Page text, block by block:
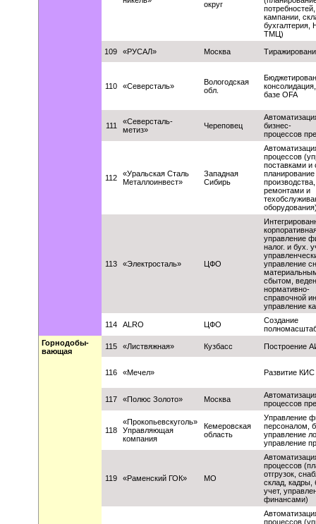
округ
кампании,
бухгалтерия,
ТМЦ)
109 «РУСАЛ» Москва
110 «Северсталь»
Вологодская
обл.
базе OFA
111
«Северсталь-
метиз»
Череповец
бизнес-
процессов
112
«Уральская Сталь
Металлоинвест»
Западная
Сибирь
процессов
поставками и
планирование
ремонтами и
113 «Электросталь» ЦФО
управление
налог. и бух.
управление
сбытом,
нормативно-
справочной
управление
114 ALRO ЦФО
Создание
Горнодобы-
вающая
115 «Листвяжная» Кузбасс Построение
116 «Мечел» Развитие КИС
117 «Полюс Золото» Москва
процессов
118
«Прокопьевскуголь»
Управляющая
компания
Кемеровская
область
Управление
персоналом,
управление
управление
119 «Раменский ГОК» МО
процессов
отгрузок,
склад, кадры,
учет,
финансами)
процессов